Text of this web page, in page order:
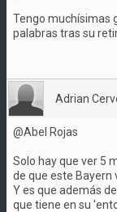
Tengo muchísimas
palabras tras su
Adrian
@Abel Rojas
Solo hay que ver 5
de que este Bayern
Y es que además
que tiene en su